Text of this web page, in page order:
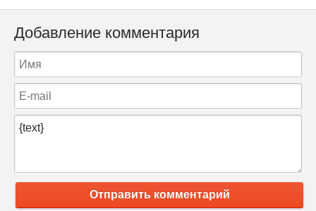
Добавление комментария
Отправить комментарий